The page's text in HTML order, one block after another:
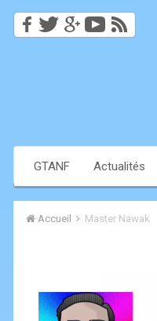
GTANF Actualités
Accueil Master Nawak